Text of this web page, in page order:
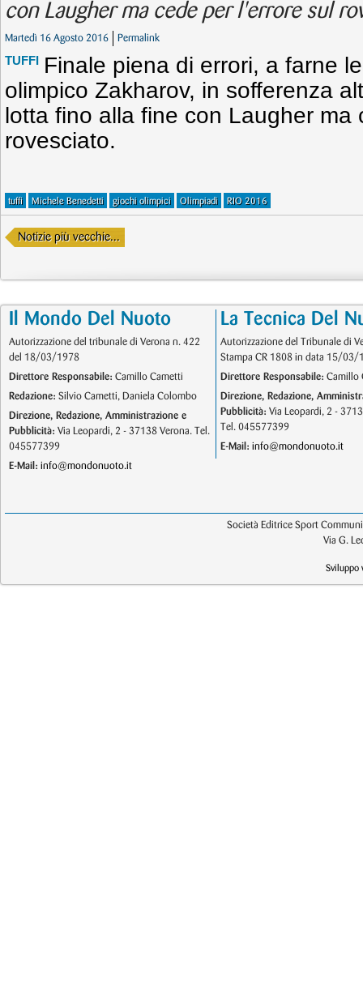
con Laugher ma cede per l'errore sul
Martedì 16 Agosto 2016 Permalink
TUFFI Finale piena di errori, a farne
olimpico Zakharov, in sofferenza
lotta fino alla fine con Laugher ma
rovesciato.
tuffi Michele Benedetti giochi olimpici Olimpiadi RIO 2016
Notizie più vecchie...
Il Mondo Del Nuoto
Autorizzazione del tribunale di Verona n. 422
del 18/03/1978
Direttore Responsabile: Camillo Cametti
Redazione: Silvio Cametti, Daniela Colombo
Direzione, Redazione, Amministrazione e
Pubblicità: Via Leopardi, 2 - 37138 Verona. Tel.
045577399
E-Mail: info@mondonuoto.it
La Tecnica Del
Autorizzazione del Tribunale di
Stampa CR 1808 in data 15/03/
Direttore Responsabile: Camillo
Direzione, Redazione,
Pubblicità: Via Leopardi, 2 -
Tel. 045577399
E-Mail: info@mondonuoto.it
Società Editrice Sport
Via G.
Sviluppo